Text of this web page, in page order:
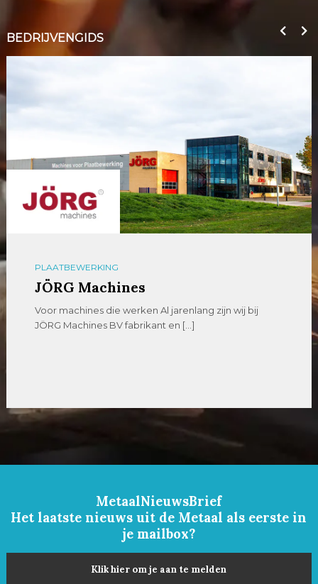
BEDRIJVENGIDS
PLAATBEWERKING
JÖRG Machines
Voor machines die werken Al jarenlang zijn wij bij
JÖRG Machines BV fabrikant en […]
MetaalNieuwsBrief
Het laatste nieuws uit de Metaal als eerste in
je mailbox?
Klik hier om je aan te melden